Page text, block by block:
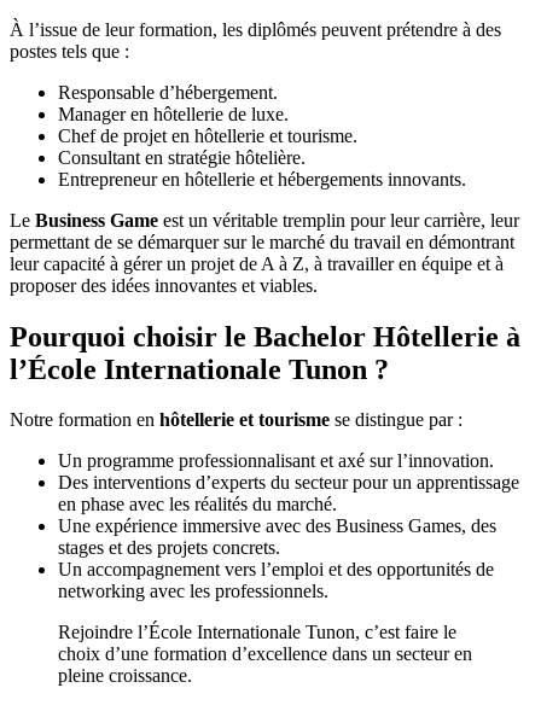
À l’issue de leur formation, les diplômés peuvent prétendre à des
postes tels que :
Responsable d’hébergement.
Manager en hôtellerie de luxe.
Chef de projet en hôtellerie et tourisme.
Consultant en stratégie hôtelière.
Entrepreneur en hôtellerie et hébergements innovants.
Le Business Game est un véritable tremplin pour leur carrière, leur
permettant de se démarquer sur le marché du travail en démontrant
leur capacité à gérer un projet de A à Z, à travailler en équipe et à
proposer des idées innovantes et viables.
Pourquoi choisir le Bachelor Hôtellerie à
l’École Internationale Tunon ?
Notre formation en hôtellerie et tourisme se distingue par :
Un programme professionnalisant et axé sur l’innovation.
Des interventions d’experts du secteur pour un apprentissage
en phase avec les réalités du marché.
Une expérience immersive avec des Business Games, des
stages et des projets concrets.
Un accompagnement vers l’emploi et des opportunités de
networking avec les professionnels.
Rejoindre l’École Internationale Tunon, c’est faire le
choix d’une formation d’excellence dans un secteur en
pleine croissance.